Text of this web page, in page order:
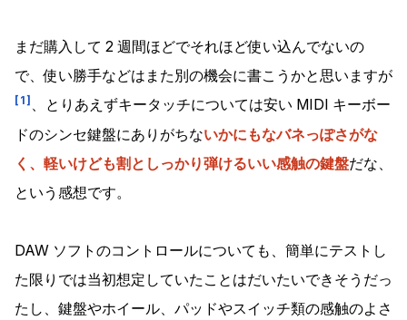
まだ購入して 2 週間ほどでそれほど使い込んでないの
で、使い勝手などはまた別の機会に書こうかと思いますが
1 、とりあえずキータッチについては安い MIDI キーボー
ドのシンセ鍵盤にありがちないかにもなバネっぽさがな
く、軽いけども割としっかり弾けるいい感触の鍵盤だな、
という感想です。
DAW ソフトのコントロールについても、簡単にテストし
た限りでは当初想定していたことはだいたいできそうだっ
たし、鍵盤やホイール、パッドやスイッチ類の感触のよさ